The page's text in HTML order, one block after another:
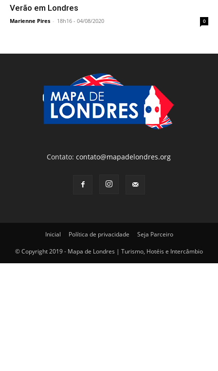
Verão em Londres
Marienne Pires - 18h16 - 04/08/2020 0
Contato:contato@mapadelondres.org
Inicial Política de privacidade Seja Parceiro
© Copyright 2019 - Mapa de Londres | Turismo, Hotéis e Intercâmbio